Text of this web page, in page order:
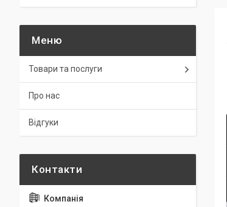
Товари та послуги
Про нас
Відгуки